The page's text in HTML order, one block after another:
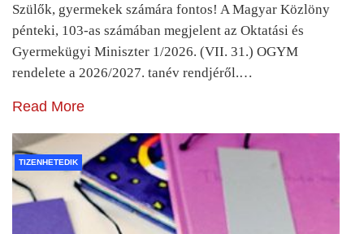
Szülők, gyermekek számára fontos! A Magyar Közlöny
pénteki, 103-as számában megjelent az Oktatási és
Gyermekügyi Miniszter 1/2026. (VII. 31.) OGYM
rendelete a 2026/2027. tanév rendjéről.…
Read More
TIZENHETEDIK